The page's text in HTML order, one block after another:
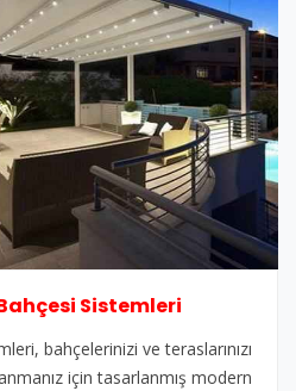
Sistemleri
bahçelerinizi ve teraslarınızı
için tasarlanmış modern